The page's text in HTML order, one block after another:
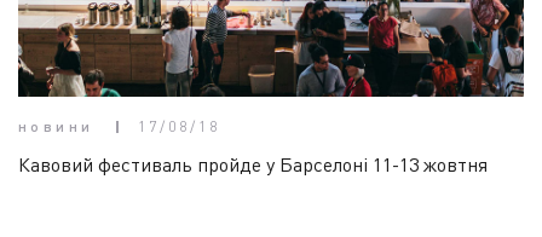
новини 17/08/18
Кавовий фестиваль пройде у Барселоні 11-13 жовтня